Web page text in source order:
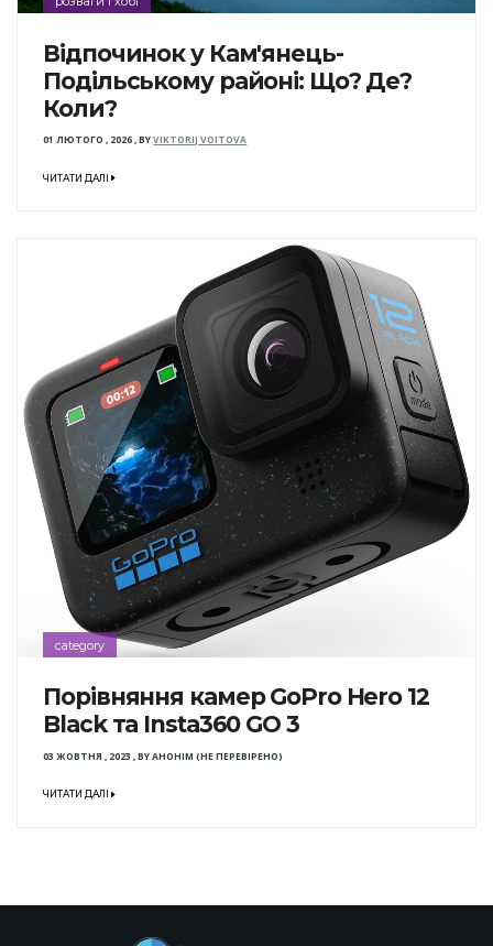
Відпочинок у Кам'янець-
Подільському районі: Що? Де?
Коли?
01 ЛЮТОГО , 2026,BYVIKTORIJ VOITOVA
ЧИТАТИ ДАЛІ
category
Порівняння камер GoPro Hero 12
Black та Insta360 GO 3
03 ЖОВТНЯ , 2023 ,BYАНОНІМ (НЕ ПЕРЕВІРЕНО)
ЧИТАТИ ДАЛІ